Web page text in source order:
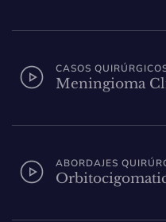
CASOS
Meningioma
ABORDAJES